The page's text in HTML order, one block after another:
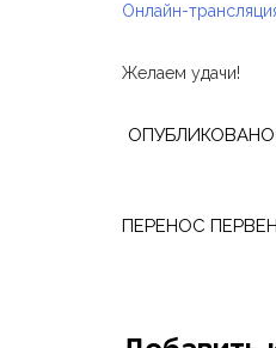
Онлайн-
Желаем удачи!
ОПУБЛИКОВАНО
по
ПЕРЕНОС